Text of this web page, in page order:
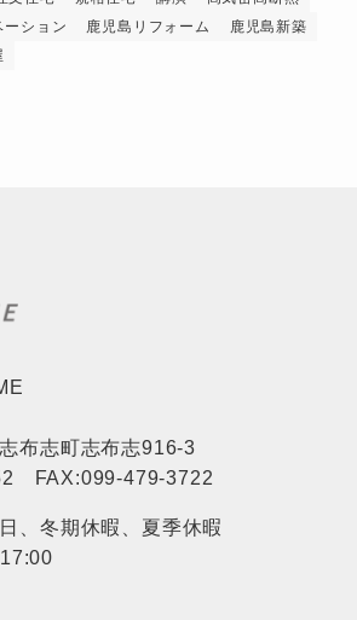
ーション 鹿児島リフォーム
鹿児島新築
布志町志布志916-3
FAX:099-479-3722
、冬期休暇、夏季休暇